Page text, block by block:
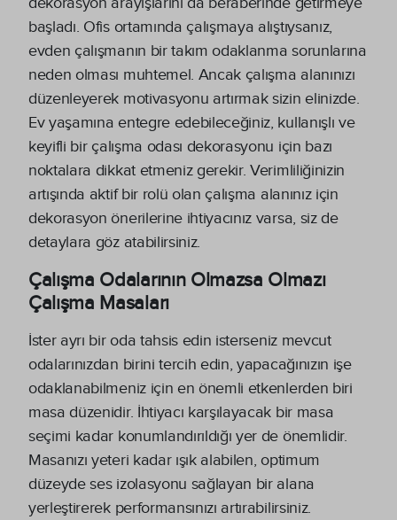
başladı. Ofis ortamında çalışmaya alıştıysanız,
evden çalışmanın bir takım odaklanma sorunlarına
neden olması muhtemel. Ancak çalışma alanınızı
düzenleyerek motivasyonu artırmak sizin elinizde.
Ev yaşamına entegre edebileceğiniz, kullanışlı ve
keyifli bir çalışma odası dekorasyonu için bazı
noktalara dikkat etmeniz gerekir. Verimliliğinizin
artışında aktif bir rolü olan çalışma alanınız için
dekorasyon önerilerine ihtiyacınız varsa, siz de
detaylara göz atabilirsiniz.
Çalışma Odalarının Olmazsa Olmazı
Çalışma Masaları
İster ayrı bir oda tahsis edin isterseniz mevcut
odalarınızdan birini tercih edin, yapacağınızın işe
odaklanabilmeniz için en önemli etkenlerden biri
masa düzenidir. İhtiyacı karşılayacak bir masa
seçimi kadar konumlandırıldığı yer de önemlidir.
Masanızı yeteri kadar ışık alabilen, optimum
düzeyde ses izolasyonu sağlayan bir alana
yerleştirerek performansınızı artırabilirsiniz.